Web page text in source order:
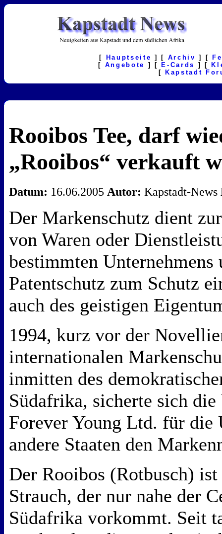
[ Hauptseite ] [ Archiv ] [
[ Angebote ] [ E-Cards ] [
[
Kapstadt
Rooibos Tee, darf
„Rooibos“ verkauft
Datum: 16.06.2005 Autor: Kapstadt-News
Der Markenschutz dient
von Waren oder
bestimmten Unternehmens
Patentschutz zum Schutz
auch des geistigen
1994, kurz vor der
internationalen
inmitten des
Südafrika, sicherte sich
Forever Young Ltd. für die
andere Staaten den
Der Rooibos (Rotbusch) ist
Strauch, der nur nahe der
Südafrika vorkommt. Seit